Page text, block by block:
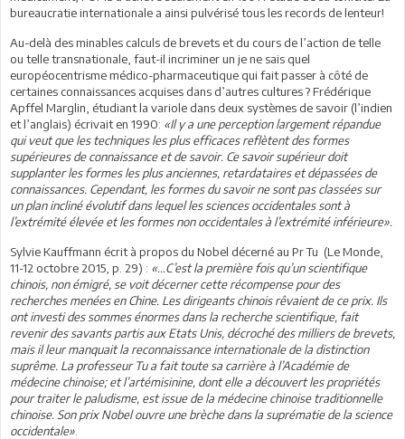
bureaucratie internationale a ainsi pulvérisé tous les records de lenteur!
Au-delà des minables calculs de brevets et du cours de l’action de telle
ou telle transnationale, faut-il incriminer un je ne sais quel
européocentrisme médico-pharmaceutique qui fait passer à côté de
certaines connaissances acquises dans d’autres cultures ? Frédérique
Apffel Marglin, étudiant la variole dans deux systèmes de savoir (l’indien
et l’anglais) écrivait en 1990: «Il y a une perception largement répandue
qui veut que les techniques les plus efficaces reflètent des formes
supérieures de connaissance et de savoir. Ce savoir supérieur doit
supplanter les formes les plus anciennes, retardataires et dépassées de
connaissances. Cependant, les formes du savoir ne sont pas classées sur
un plan incliné évolutif dans lequel les sciences occidentales sont à
l’extrémité élevée et les formes non occidentales à l’extrémité inférieure».
Sylvie Kauffmann écrit à propos du Nobel décerné au Pr Tu (Le Monde,
11-12 octobre 2015, p. 29) : «…C’est la première fois qu’un scientifique
chinois, non émigré, se voit décerner cette récompense pour des
recherches menées en Chine. Les dirigeants chinois rêvaient de ce prix. Ils
ont investi des sommes énormes dans la recherche scientifique, fait
revenir des savants partis aux Etats Unis, décroché des milliers de brevets,
mais il leur manquait la reconnaissance internationale de la distinction
suprême. La professeur Tu a fait toute sa carrière à l’Académie de
médecine chinoise; et l’artémisinine, dont elle a découvert les propriétés
pour traiter le paludisme, est issue de la médecine chinoise traditionnelle
chinoise. Son prix Nobel ouvre une brèche dans la suprématie de la science
occidentale»